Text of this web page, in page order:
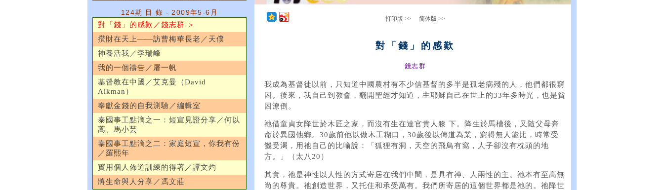
124期 目 錄 - 2009年5-6月
對「錢」的感歎／錢志群 ＞
攢財在天上——訪曹梅華長老／天僕
神養活我／李瑞峰
我的一個禱告／屠一帆
基督教在中國／艾克曼（David
Aikman）
奉獻金錢的自我測驗／編輯室
泰國事工點滴之一：短宣見證分享／何以
蒿、馬小芸
泰國事工點滴之二：家庭短宣，你我有份
／羅熙年
實用個人佈道訓練的得著／譚文灼
將生命與人分享／馮文莊
打印版 >> 简体版 >>
對「錢」的感歎
錢志群
我成為基督徒以前，只知道中國農村有不少信基督的多半是孤老病殘的人，他們都很窮
困。後來，我自己到教會，翻開聖經才知道，主耶穌自己在世上的33年多時光，也是貧
困潦倒。
祂借童貞女降世於木匠之家，而沒有生在達官貴人膝 下。降生於馬槽後，又隨父母奔
命於異國他鄉。30歲前他以做木工糊口，30歲後以傳道為業，窮得無人能比，時常受
饑受渴，用祂自己的比喻說：「狐狸有洞，天空的飛鳥有窩，人子卻沒有枕頭的地
方。」（太八20）
其實，祂是神性以人性的方式寄居在我們中間，是具有神、人兩性的主。祂本有至高無
尚的尊貴。祂創造世界，又托住和承受萬有。我們所寄居的這個世界都是祂的。祂降世